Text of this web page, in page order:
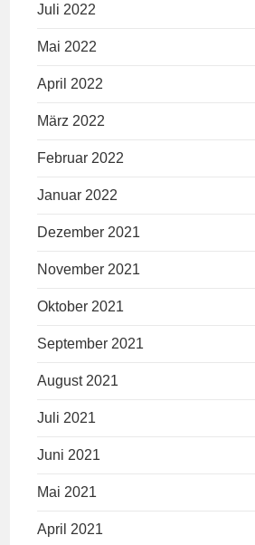
Juli 2022
Mai 2022
April 2022
März 2022
Februar 2022
Januar 2022
Dezember 2021
November 2021
Oktober 2021
September 2021
August 2021
Juli 2021
Juni 2021
Mai 2021
April 2021